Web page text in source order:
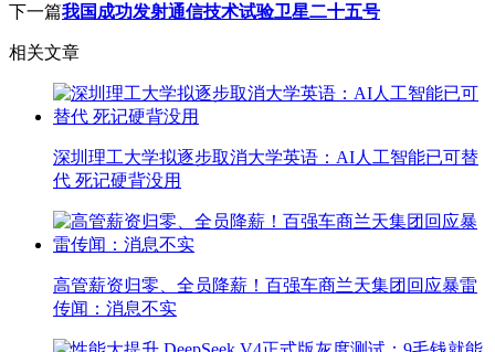
下一篇我国成功发射通信技术试验卫星二十五号
相关文章
深圳理工大学拟逐步取消大学英语：AI人工智能已可替
代 死记硬背没用
高管薪资归零、全员降薪！百强车商兰天集团回应暴雷
传闻：消息不实